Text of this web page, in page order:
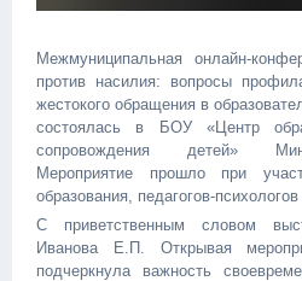
Межмуниципальная онлайн-
против насилия: вопросы
жестокого обращения в
состоялась в БОУ «Центр
сопровождения детей»
Мероприятие прошло при
образования, педагогов-
С приветственным словом
Иванова Е.П. Открывая
подчеркнула важность